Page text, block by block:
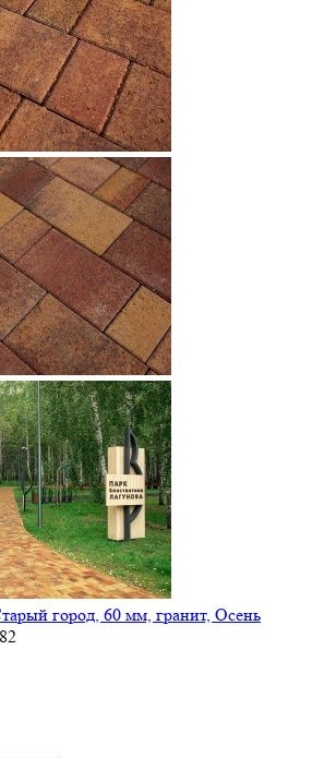
город, 60 мм, гранит, Осень